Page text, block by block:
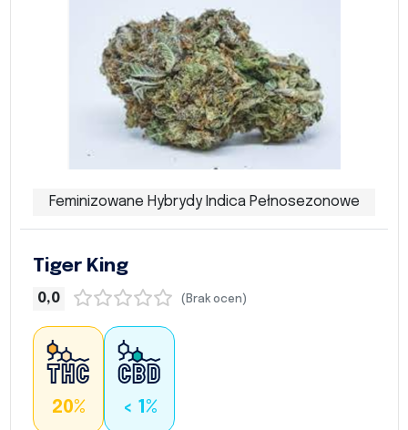
Feminizowane Hybrydy Indica Pełnosezonowe
Tiger King
0,0 (Brak ocen)
20% < 1%